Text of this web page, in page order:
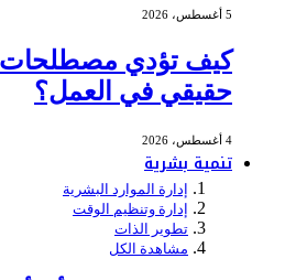
5 أغسطس، 2026
كيف تؤدي مصطلحات
حقيقي في العمل؟
4 أغسطس، 2026
تنمية بشرية
إدارة الموارد البشرية
إدارة وتنظيم الوقت
تطوير الذات
مشاهدة الكل